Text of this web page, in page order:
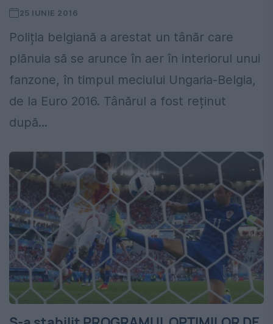
25 IUNIE 2016
Poliția belgiană a arestat un tânăr care
plănuia să se arunce în aer în interiorul unui
fanzone, în timpul meciului Ungaria-Belgia,
de la Euro 2016. Tânărul a fost reținut
după...